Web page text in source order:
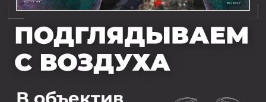
В объектив
дрона попали
десять
новостроек
в Челябинске